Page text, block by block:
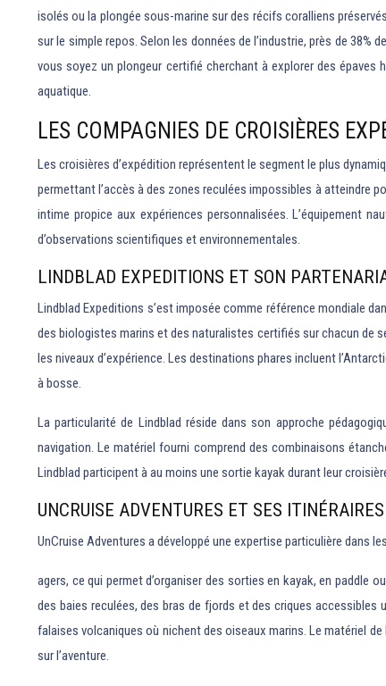
isolés ou la plongée sous-marine sur des récifs coralliens
sur le simple repos. Selon les données de l’industrie, près de
vous soyez un plongeur certifié cherchant à explorer des
aquatique.
LES COMPAGNIES DE CROISIÈRES
Les croisières d’expédition représentent le segment le plus
permettant l’accès à des zones reculées impossibles à atteindre
intime propice aux expériences personnalisées. L’équipement
d’observations scientifiques et environnementales.
LINDBLAD EXPEDITIONS ET SON
Lindblad Expeditions s’est imposée comme référence mondiale
des biologistes marins et des naturalistes certifiés sur chacun de
les niveaux d’expérience. Les destinations phares incluent
à bosse.
La particularité de Lindblad réside dans son approche
navigation. Le matériel fourni comprend des combinaisons
Lindblad participent à au moins une sortie kayak durant leur
UNCRUISE ADVENTURES ET SES
UnCruise Adventures a développé une expertise particulière dans les
agers, ce qui permet d’organiser des sorties en kayak, en paddle
des baies reculées, des bras de fjords et des criques
falaises volcaniques où nichent des oiseaux marins. Le matériel
sur l’aventure.